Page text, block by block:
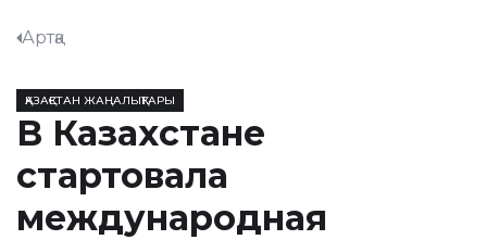
Артқа
ҚАЗАҚСТАН ЖАҢАЛЫҚТАРЫ
В Казахстане
стартовала
международная